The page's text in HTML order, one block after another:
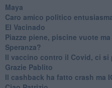
Maya
Caro amico politico
El Vacinado
Piazze piene, piscine vuote
Speranza?
​Il vaccino contro il Covid, ci si
Grazie Pablito
Il cashback ha fatto crash ma